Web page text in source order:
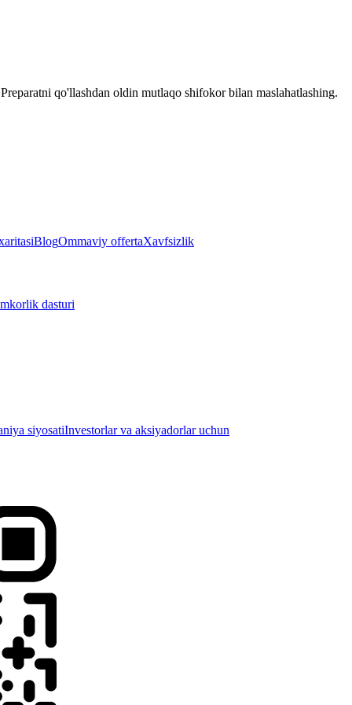
qo'llashdan oldin mutlaqo shifokor bilan maslahatlashing.
BlogOmmaviy offertaXavfsizlik
dasturi
siyosatiInvestorlar va aksiyadorlar uchun